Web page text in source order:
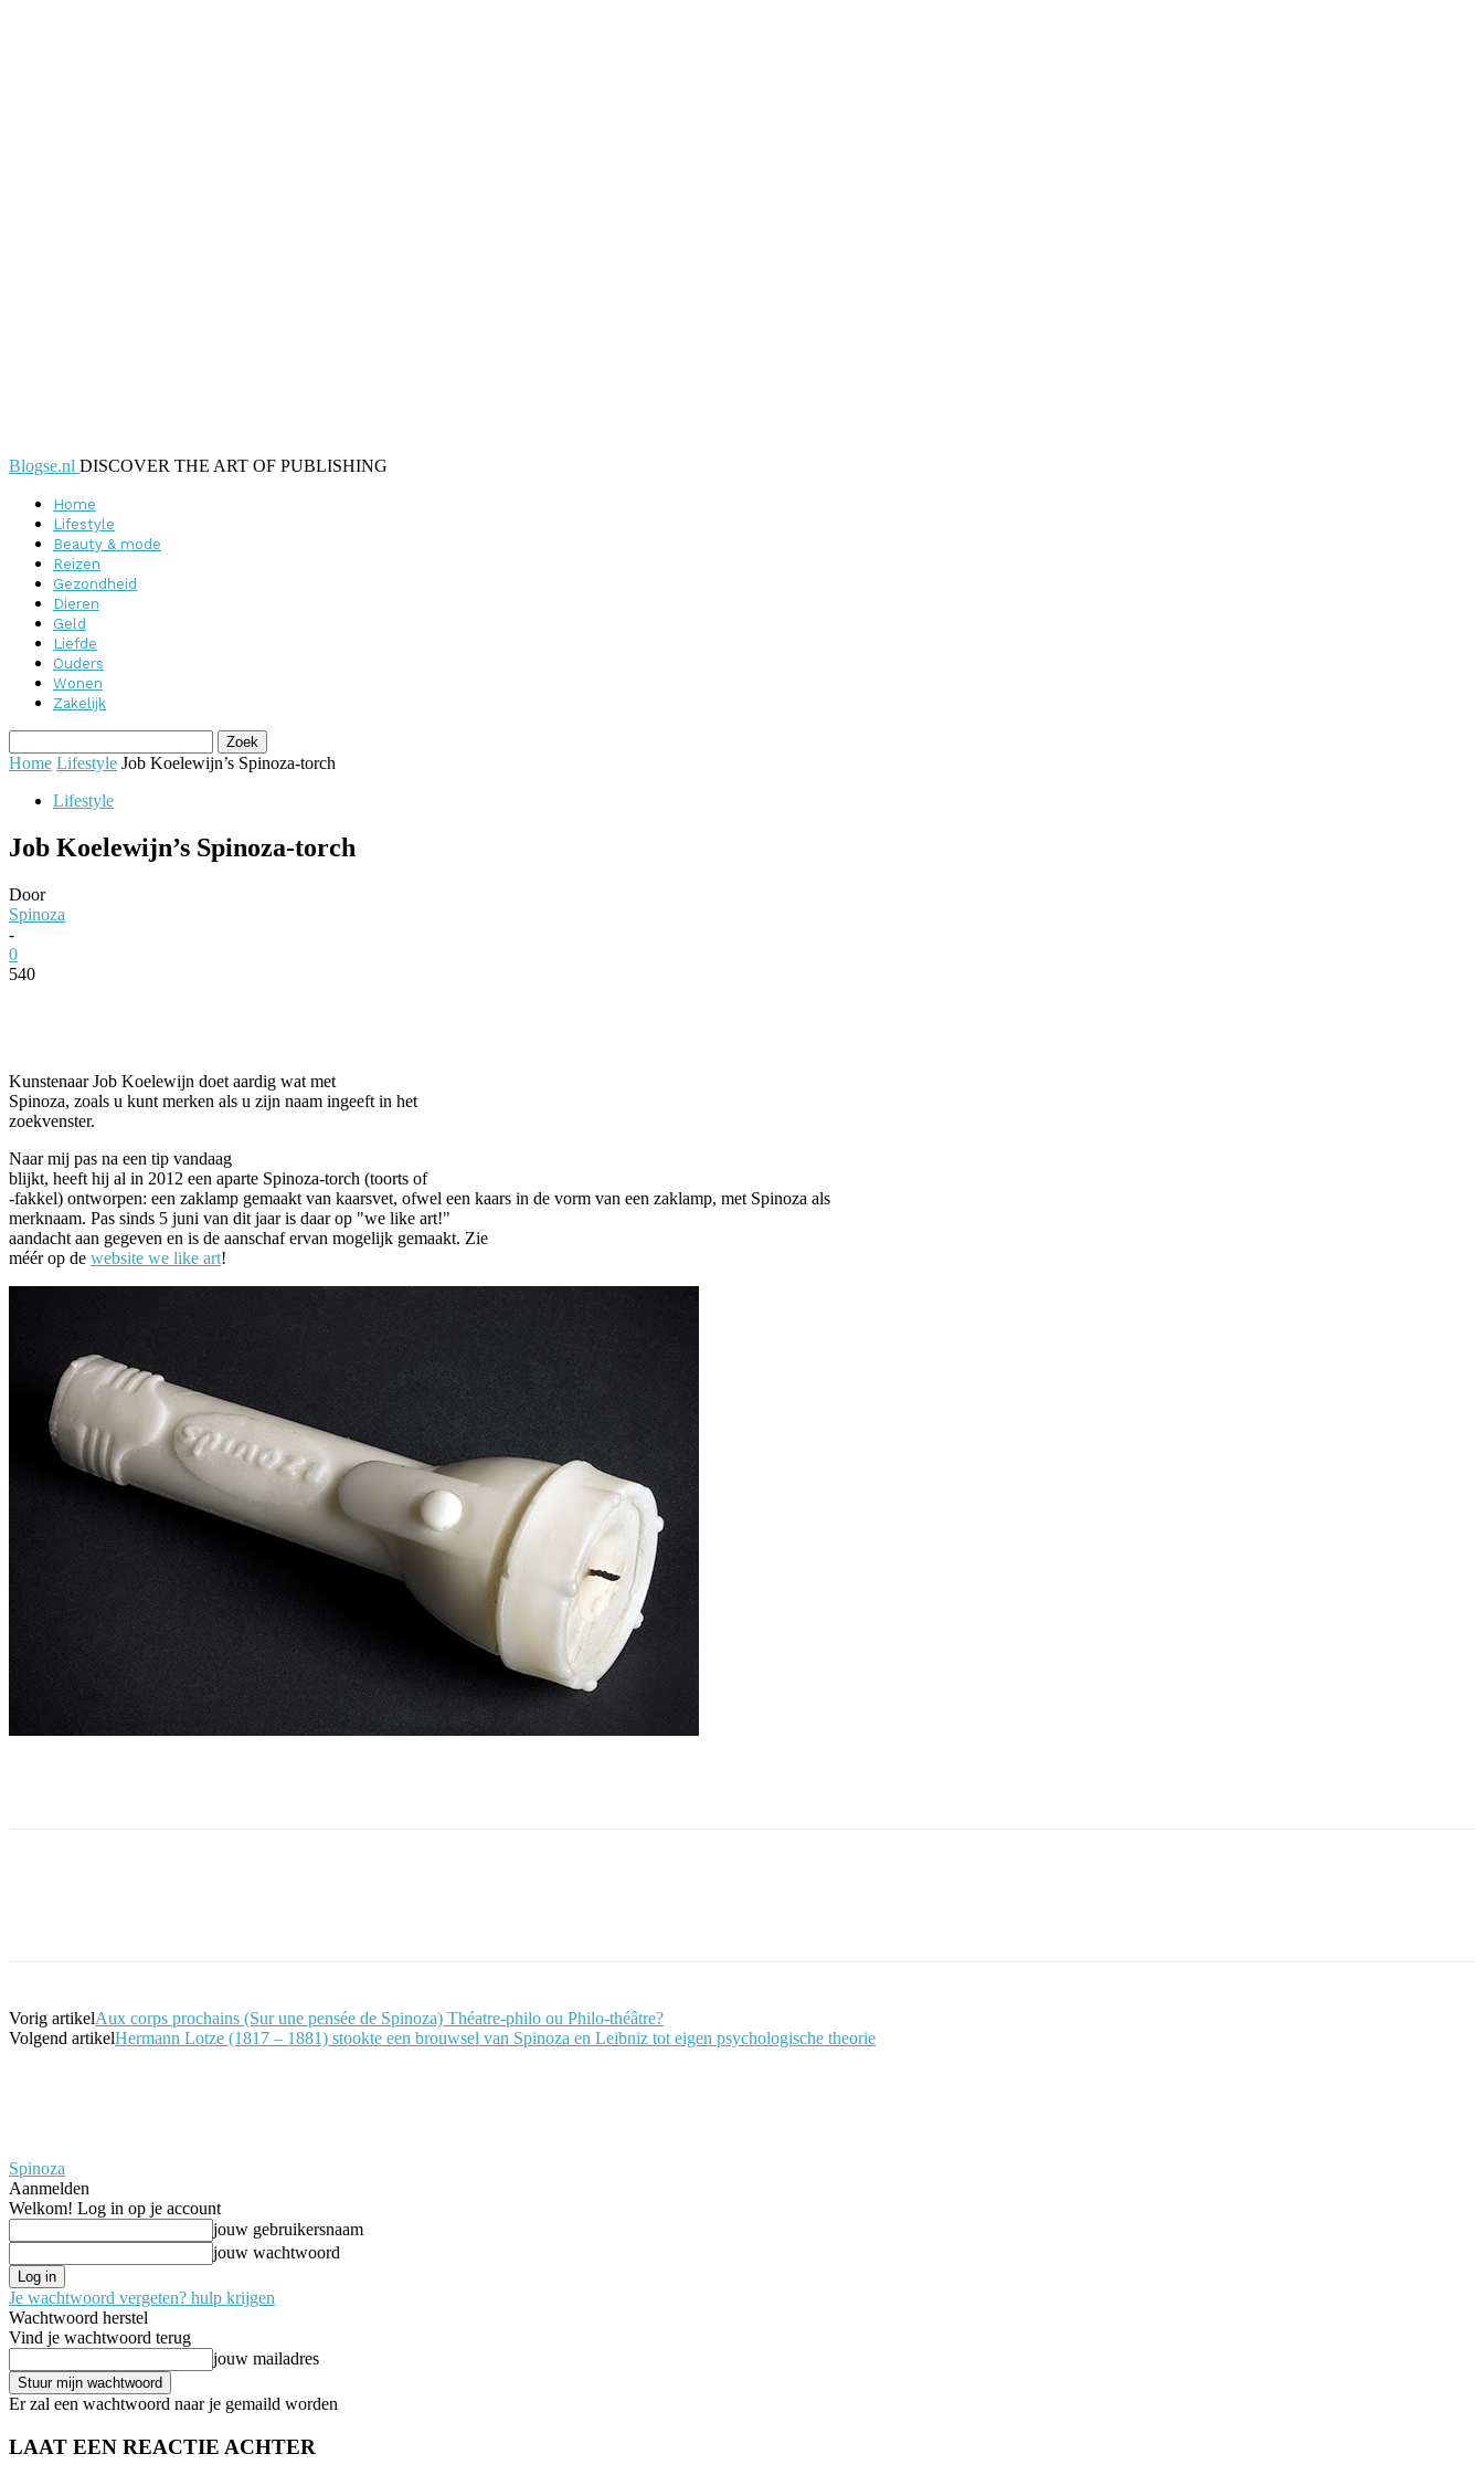
Blogse.nl DISCOVER THE ART OF PUBLISHING
Home
Lifestyle
Beauty & mode
Reizen
Gezondheid
Dieren
Geld
Liefde
Ouders
Wonen
Zakelijk
Home Lifestyle Job Koelewijn’s Spinoza-torch
Lifestyle
Job Koelewijn’s Spinoza-torch
Door
Spinoza
-
0
540
Kunstenaar Job Koelewijn doet aardig wat met
Spinoza, zoals u kunt merken als u zijn naam ingeeft in het
zoekvenster.
Naar mij pas na een tip vandaag
blijkt, heeft hij al in 2012 een aparte Spinoza-torch (toorts of
-fakkel) ontworpen: een zaklamp gemaakt van kaarsvet, ofwel een kaars in de vorm van een zaklamp, met Spinoza als
merknaam. Pas sinds 5 juni van dit jaar is daar op "we like art!"
aandacht aan gegeven en is de aanschaf ervan mogelijk gemaakt. Zie
méér op de website we like art!
Vorig artikelAux corps prochains (Sur une pensée de Spinoza) Théatre-philo ou Philo-théâtre?
Volgend artikelHermann Lotze (1817 – 1881) stookte een brouwsel van Spinoza en Leibniz tot eigen psychologische theorie
Spinoza
Aanmelden
Welkom! Log in op je account
jouw gebruikersnaam
jouw wachtwoord
Je wachtwoord vergeten? hulp krijgen
Wachtwoord herstel
Vind je wachtwoord terug
jouw mailadres
Er zal een wachtwoord naar je gemaild worden
LAAT EEN REACTIE ACHTER